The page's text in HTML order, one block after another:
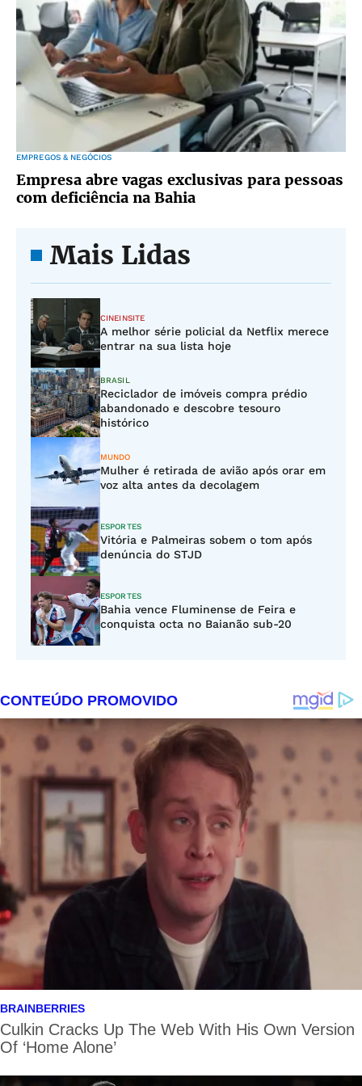
EMPREGOS & NEGÓCIOS
Empresa abre vagas exclusivas para pessoas
com deficiência na Bahia
Mais Lidas
CINEINSITE
A melhor série policial da Netflix merece
entrar na sua lista hoje
BRASIL
Reciclador de imóveis compra prédio
abandonado e descobre tesouro
histórico
MUNDO
Mulher é retirada de avião após orar em
voz alta antes da decolagem
ESPORTES
Vitória e Palmeiras sobem o tom após
denúncia do STJD
ESPORTES
Bahia vence Fluminense de Feira e
conquista octa no Baianão sub-20